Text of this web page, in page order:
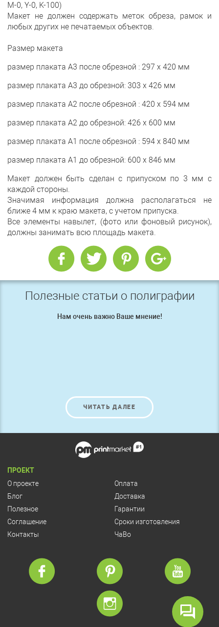
M-0, Y-0, K-100)
Макет не должен содержать меток обреза, рамок и
любых других не печатаемых объектов.
Размер макета
размер плаката А3 после обрезной : 297 х 420 мм
размер плаката А3 до обрезной: 303 х 426 мм
размер плаката А2 после обрезной : 420 х 594 мм
размер плаката А2 до обрезной: 426 х 600 мм
размер плаката А1 после обрезной : 594 х 840 мм
размер плаката А1 до обрезной: 600 х 846 мм
Макет должен быть сделан с припуском по 3 мм с
каждой стороны.
Значимая информация должна располагаться не
ближе 4 мм к краю макета, с учетом припуска.
Все элементы навылет, (фото или фоновый рисунок),
должны занимать всю площадь макета.
Полезные статьи о полиграфии
Нам очень важно Ваше мнение!
ЧИТАТЬ ДАЛЕЕ
ПРОЕКТ
О проекте
Блог
Полезное
Соглашение
Контакты
Оплата
Доставка
Гарантии
Сроки изготовления
ЧаВо